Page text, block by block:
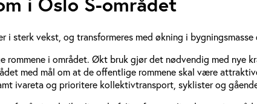
i sterk vekst, og transformeres med økning i
rommene i området. Økt bruk gjør det nødvendig med
med mål om at de offentlige rommene skal være
ivareta og prioritere kollektivtransport, syklister og